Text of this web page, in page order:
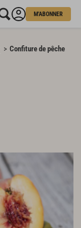
M'ABONNER
Confiture de pêche